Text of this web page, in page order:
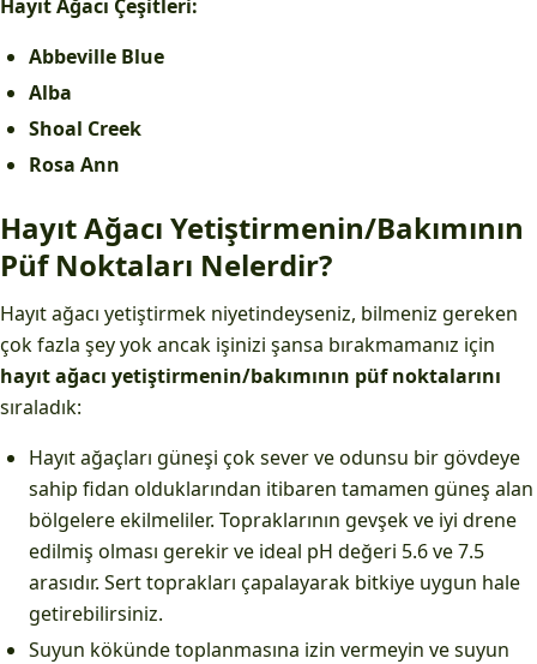
Hayıt Ağacı Çeşitleri:
Abbeville Blue
Alba
Shoal Creek
Rosa Ann
Hayıt Ağacı Yetiştirmenin/Bakımının
Püf Noktaları Nelerdir?
Hayıt ağacı yetiştirmek niyetindeyseniz, bilmeniz gereken
çok fazla şey yok ancak işinizi şansa bırakmamanız için
hayıt ağacı yetiştirmenin/bakımının püf noktalarını
sıraladık:
Hayıt ağaçları güneşi çok sever ve odunsu bir gövdeye
sahip fidan olduklarından itibaren tamamen güneş alan
bölgelere ekilmeliler. Topraklarının gevşek ve iyi drene
edilmiş olması gerekir ve ideal pH değeri 5.6 ve 7.5
arasıdır. Sert toprakları çapalayarak bitkiye uygun hale
getirebilirsiniz.
Suyun kökünde toplanmasına izin vermeyin ve suyun